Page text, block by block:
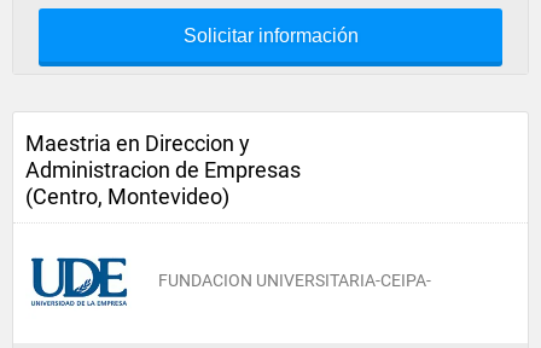
Solicitar información
Maestria en Direccion y
Administracion de Empresas
(Centro, Montevideo)
FUNDACION UNIVERSITARIA-CEIPA-